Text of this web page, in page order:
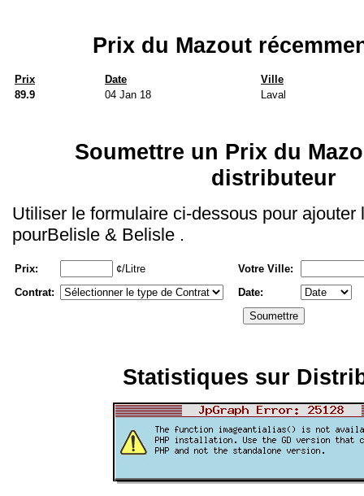
Prix du Mazout
Prix Date
Ville
89.9
04 Jan 18 Laval
Soumettre un Prix du
distributeur
Utiliser le formulaire ci-dessous pour ajouter
pourBelisle & Belisle .
Prix: ¢/Litre
Votre Ville:
Contrat:
Date:
Statistiques sur